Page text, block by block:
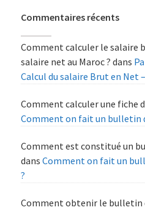
Commentaires récents
Comment calculer le salaire
salaire net au Maroc ? dans
Calcul du salaire Brut en Net
Comment calculer une fiche
Comment on fait un bulletin
Comment est constitué un
dansComment on fait un
?
Comment obtenir le bulletin